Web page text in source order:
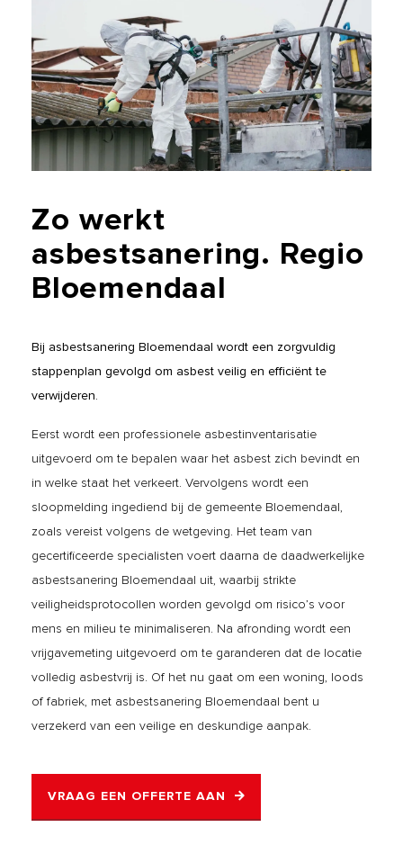
Zo werkt
asbestsanering. Regio
Bloemendaal
Bij asbestsanering Bloemendaal wordt een zorgvuldig
stappenplan gevolgd om asbest veilig en efficiënt te
verwijderen.
Eerst wordt een professionele asbestinventarisatie
uitgevoerd om te bepalen waar het asbest zich bevindt en
in welke staat het verkeert. Vervolgens wordt een
sloopmelding ingediend bij de gemeente Bloemendaal,
zoals vereist volgens de wetgeving. Het team van
gecertificeerde specialisten voert daarna de daadwerkelijke
asbestsanering Bloemendaal uit, waarbij strikte
veiligheidsprotocollen worden gevolgd om risico’s voor
mens en milieu te minimaliseren. Na afronding wordt een
vrijgavemeting uitgevoerd om te garanderen dat de locatie
volledig asbestvrij is. Of het nu gaat om een woning, loods
of fabriek, met asbestsanering Bloemendaal bent u
verzekerd van een veilige en deskundige aanpak.
VRAAG EEN OFFERTE AAN